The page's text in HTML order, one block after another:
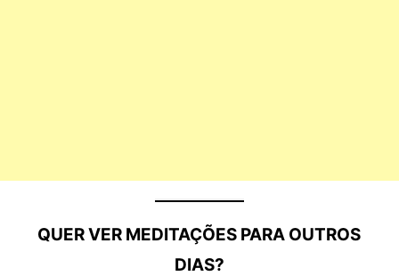
QUER VER MEDITAÇÕES PARA OUTROS
DIAS?